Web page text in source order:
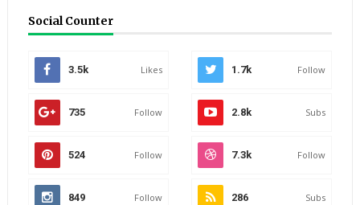
Social Counter
3.5k Likes 1.7k Follow
735 Follow 2.8k Subs
524 Follow 7.3k Follow
849 Follow 286 Subs